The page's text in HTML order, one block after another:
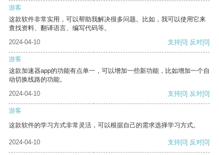
游客
这款软件非常实用，可以帮助我解决很多问题。比如，我可以使用它来
查找资料、翻译语言、编写代码等。
2024-04-10
支持[0] 反对[0]
游客
这款加速器app的功能有点单一，可以增加一些新功能，比如增加一个自
动切换线路的功能。
2024-04-10
支持[0] 反对[0]
游客
这款软件的学习方式非常灵活，可以根据自己的需求选择学习方式。
2024-04-10 支持[0] 反对[0]